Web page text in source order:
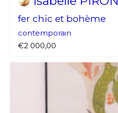
fer chic et bohème
contemporain
€2 000,00